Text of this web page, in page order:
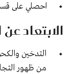
احصلي على
الابتعاد
التدخين
من ظهور